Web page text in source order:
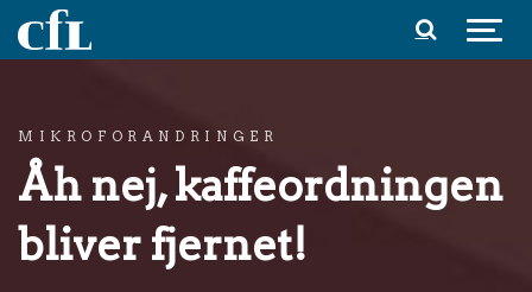
Spring til indhold
MIKROFORANDRINGER
Åh nej, kaffeordningen
bliver fjernet!